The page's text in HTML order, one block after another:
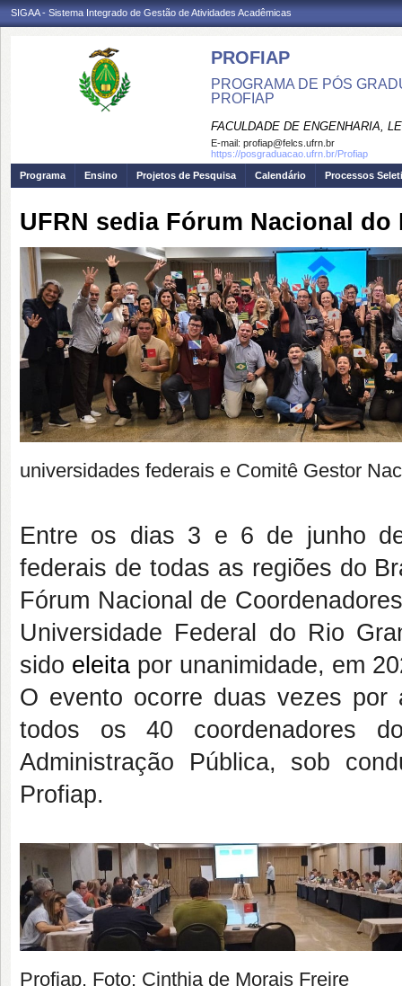
SIGAA - Sistema Integrado de Gestão de Atividades Acadêmicas
PROFIAP
PROGRAMA DE PÓS
PROFIAP
FACULDADE DE ENGENHARIA,
E-mail: profiap@felcs.ufrn.br
https://posgraduacao.ufrn.br/Profiap
Programa
Ensino Projetos de Pesquisa Calendário Processos
UFRN sedia Fórum Nacional do
universidades federais e Comitê Gestor
Entre os dias 3 e 6 de junho
federais de todas as regiões do
Fórum Nacional de
Universidade Federal do Rio
sido eleita por unanimidade, em
O evento ocorre duas vezes
todos os 40 coordenadores
Administração Pública, sob
Profiap.
Profiap. Foto: Cinthia de Morais Freire